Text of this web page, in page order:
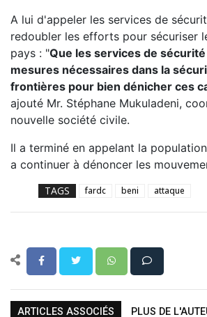
A lui d'appeler les services de
redoubler les efforts pour sécuriser
pays : "Que les services de
mesures nécessaires dans la
frontières pour bien dénicher ces
ajouté Mr. Stéphane Mukuladeni,
nouvelle société civile.
Il a terminé en appelant la
a continuer à dénoncer les
TAGS fardc beni attaque
ARTICLES ASSOCIÉS PLUS DE